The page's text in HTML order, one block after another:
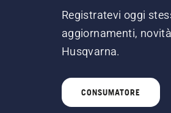
Registratevi oggi
aggiornamenti,
Husqvarna.
CONSUMATORE